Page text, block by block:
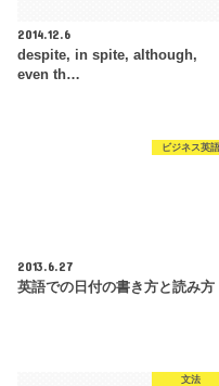
2014.12.6
despite, in spite, although,
even th…
ビジネス英語
2013.6.27
英語での日付の書き方と読み方
文法